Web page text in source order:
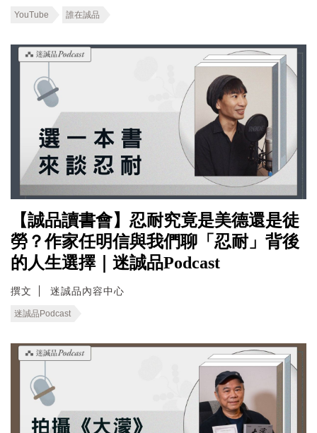
YouTube 誰在誠品
【誠品讀書會】忍耐究竟是美德還是徒
勞？作家任明信與我們聊「忍耐」背後
的人生選擇｜迷誠品Podcast
撰文 迷誠品內容中心
迷誠品Podcast